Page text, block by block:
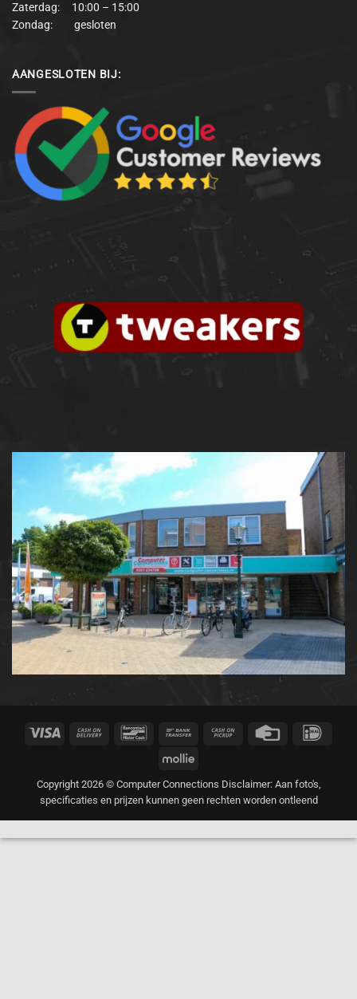
Zaterdag: 10:00 – 15:00
Zondag: gesloten
AANGESLOTEN BIJ:
Visa
Cash
Bancontact Bank
Cash
Credit
Mollie
Copyright 2026 © Computer Connections Disclaimer: Aan foto's,
specificaties en prijzen kunnen geen rechten worden ontleend